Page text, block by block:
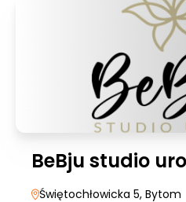
BeBju studio
Świętochłowicka 5, Bytom